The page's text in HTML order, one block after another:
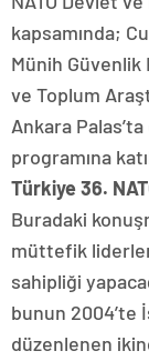
kapsamında;
Münih Güvenlik
ve Toplum
Ankara
programına
Türkiye 36.
Buradaki
müttefik
sahipliği
bunun 2004’te
düzenlenen